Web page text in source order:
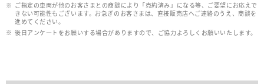
ご指定の車両が他のお客さまとの商談により「売約済み」になる等、ご要望にお応えで
きない可能性もございます。お急ぎのお客さまは、直接販売店へご連絡のうえ、商談を
進めてください。
後日アンケ―トをお願いする場合がありますので、ご協力よろしくお願いいたします。